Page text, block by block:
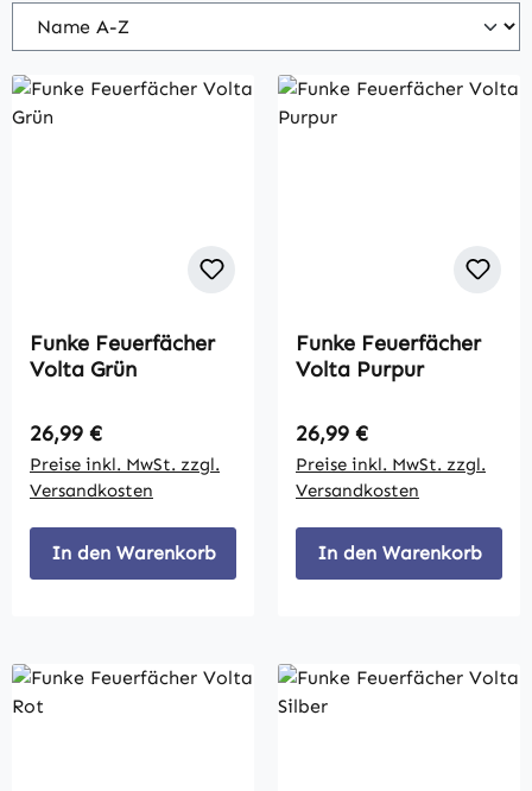
Funke Feuerfächer
Volta Grün
Regulärer Preis:
26,99 €
Preise inkl. MwSt. zzgl.
Versandkosten
In den Warenkorb
Funke Feuerfächer
Volta Purpur
Regulärer Preis:
26,99 €
Preise inkl. MwSt. zzgl.
Versandkosten
In den Warenkorb